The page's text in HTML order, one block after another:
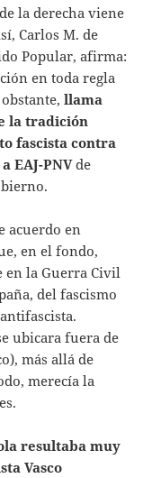
la derecha viene
Carlos M. de
Popular, afirma:
en toda regla
obstante,llama
la tradición
fascista contra
EAJ-PNVde
acuerdo en
en el fondo,
en la Guerra Civil
del fascismo
ubicara fuera de
más allá de
merecía la
resultaba muy
Vasco